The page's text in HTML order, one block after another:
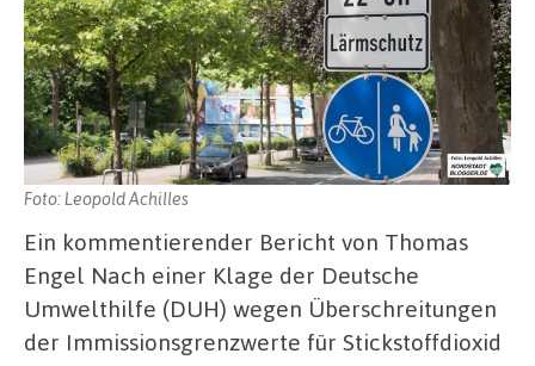
Foto: Leopold Achilles
Ein kommentierender Bericht von Thomas
Engel Nach einer Klage der Deutsche
Umwelthilfe (DUH) wegen Überschreitungen
der Immissionsgrenzwerte für Stickstoffdioxid